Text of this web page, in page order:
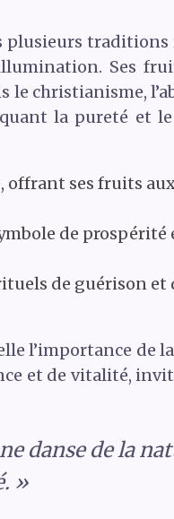
traditions
Ses
le christianisme,
la pureté et
offrant ses fruits
de prospérité
de guérison et
l’importance de
et de vitalité,
danse de la
»